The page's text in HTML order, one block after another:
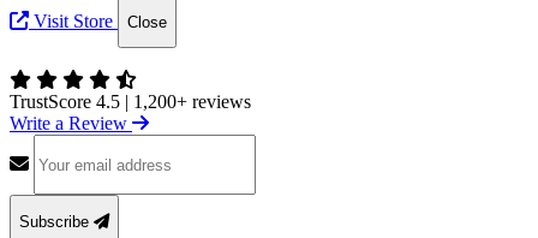
Visit Store
Close
TrustScore 4.5 | 1,200+ reviews
Write a Review
Subscribe